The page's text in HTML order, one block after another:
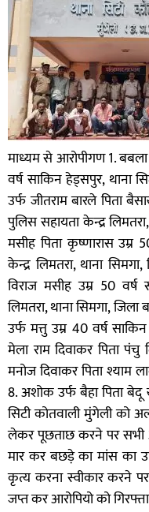
माध्यम से आरोपीगण 1. बबला
वर्ष साकिन हेड्सपुर, थाना
उर्फ जीतराम बारले पिता
पुलिस सहायता केन्द्र
मसीह पिता कृष्णारास उम्र
केन्द्र लिमतरा, थाना
विराज मसीह उम्र 50 वर्ष
लिमतरा, थाना सिमगा, जिला
उर्फ मत्तु उम्र 40 वर्ष
मेला राम दिवाकर पिता पंचु
मनोज दिवाकर पिता श्याम
8. अशोक उर्फ बैहा पिता बेदू
सिटी कोतवाली मुंगेली को
लेकर पूछताछ करने पर सभी
मार कर बछड़े का मांस का
कृत्य करना स्वीकार करने
जप्त कर आरोपियो को